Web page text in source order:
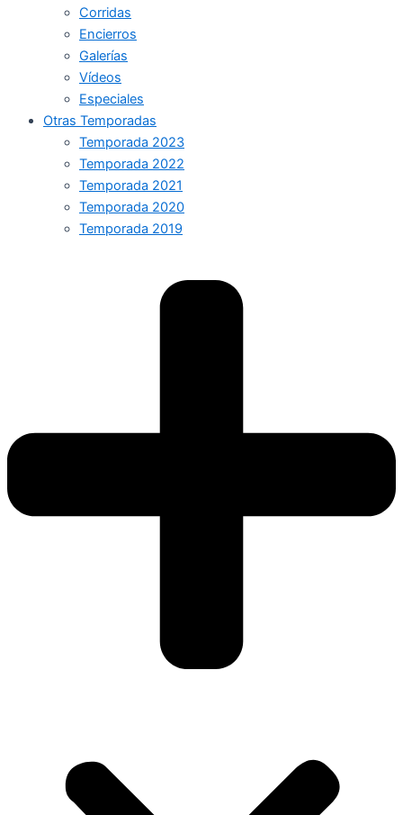
Corridas
Encierros
Galerías
Vídeos
Especiales
Otras Temporadas
Temporada 2023
Temporada 2022
Temporada 2021
Temporada 2020
Temporada 2019